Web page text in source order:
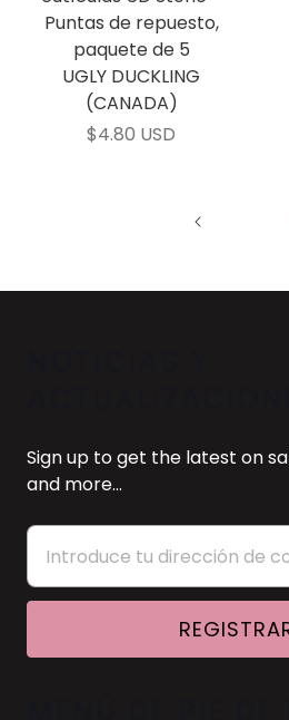
Puntas de repuesto,
paquete de 5
UGLY DUCKLING
(CANADA)
$4.80 USD
Sign up to get the latest on
and more…